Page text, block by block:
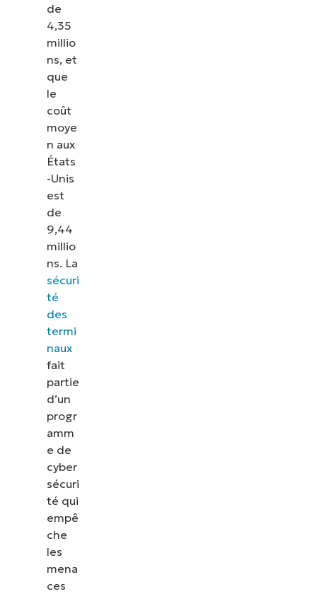
de
4,35
millio
ns, et
que
le
coût
moye
n aux
États
-Unis
est
de
9,44
millio
ns. La
sécuri
té
des
termi
naux
fait
partie
d’un
progr
amm
e de
cyber
sécuri
té qui
empê
che
les
mena
ces